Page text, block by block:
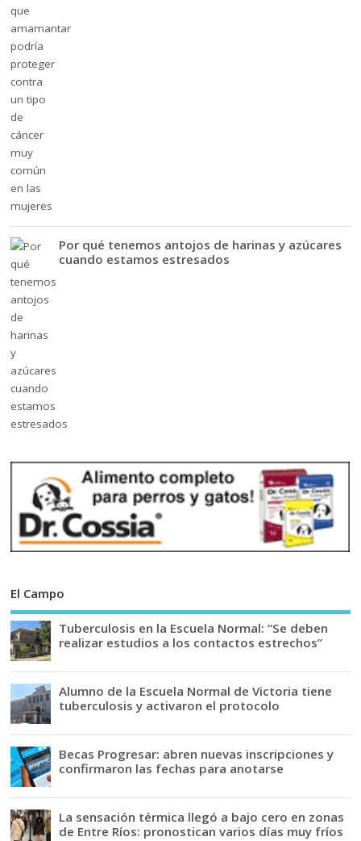
Por qué tenemos antojos de harinas y azúcares
cuando estamos estresados
El Campo
Tuberculosis en la Escuela Normal: “Se deben
realizar estudios a los contactos estrechos”
Alumno de la Escuela Normal de Victoria tiene
tuberculosis y activaron el protocolo
Becas Progresar: abren nuevas inscripciones y
confirmaron las fechas para anotarse
La sensación térmica llegó a bajo cero en zonas
de Entre Ríos: pronostican varios días muy fríos